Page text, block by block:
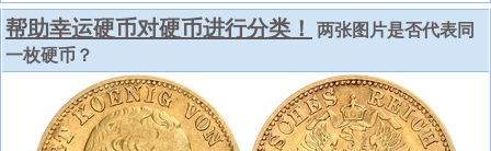
帮助幸运硬币对硬币进行分类！
两张图片是否代表同
一枚硬币？